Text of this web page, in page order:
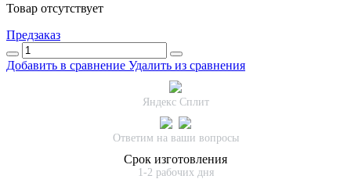
Товар отсутствует
Предзаказ
Добавить в сравнение Удалить из сравнения
Яндекс Сплит
Ответим на ваши вопросы
Срок изготовления
1-2 рабочих дня